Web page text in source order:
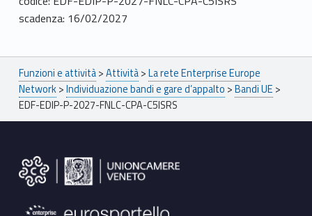
scadenza: 16/02/2027
Breadcrumbs navigation
Funzioni e attività>Attività>La rete Enterprise Europe
Network>Individuazione bandi e gare d’appalto >Bandi UE >
EDF-EDIP-P-2027-FNLC-CPA-C5ISRS